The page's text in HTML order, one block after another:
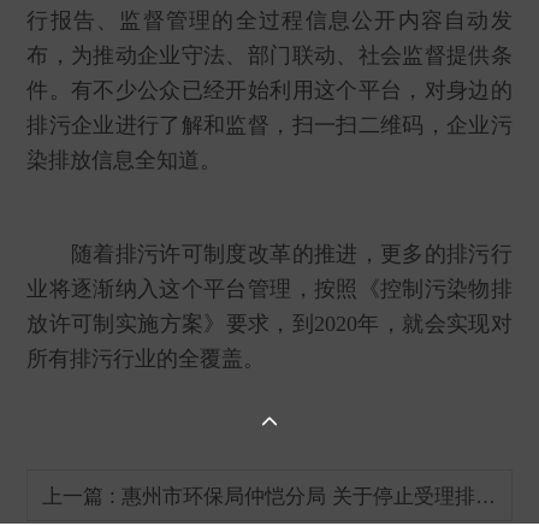

行报告、监督管理的全过程信息公开内容自动发
布，为推动企业守法、部门联动、社会监督提供条
件。有不少公众已经开始利用这个平台，对身边的
排污企业进行了解和监督，扫一扫二维码，企业污
染排放信息全知道。
随着排污许可制度改革的推进，更多的排污行
业将逐渐纳入这个平台管理，按照《控制污染物排
放许可制实施方案》要求，到2020年，就会实现对
所有排污行业的全覆盖。
上一篇 : 惠州市环保局仲恺分局 关于停止受理排污费申报有关事项的公告